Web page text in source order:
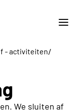
- activiteiten/
We sluiten af